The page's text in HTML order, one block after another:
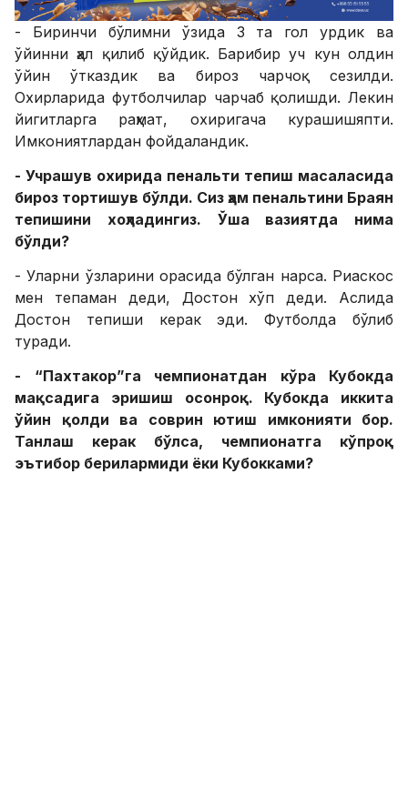
- Биринчи бўлимни ўзида 3 та гол урдик ва
ўйинни ҳал қилиб қўйдик. Барибир уч кун олдин
ўйин ўтказдик ва бироз чарчоқ сезилди.
Охирларида футболчилар чарчаб қолишди. Лекин
йигитларга раҳмат, охиригача курашишяпти.
Имкониятлардан фойдаландик.
- Учрашув охирида пенальти тепиш масаласида
бироз тортишув бўлди. Сиз ҳам пенальтини Браян
тепишини хоҳладингиз. Ўша вазиятда нима
бўлди?
- Уларни ўзларини орасида бўлган нарса. Риаскос
мен тепаман деди, Достон хўп деди. Аслида
Достон тепиши керак эди. Футболда бўлиб
туради.
- “Пахтакор”га чемпионатдан кўра Кубокда
мақсадига эришиш осонроқ. Кубокда иккита
ўйин қолди ва соврин ютиш имконияти бор.
Танлаш керак бўлса, чемпионатга кўпроқ
эътибор берилармиди ёки Кубокками?